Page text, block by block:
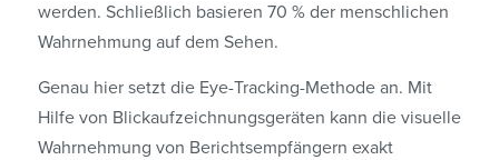
werden. Schließlich basieren 70 % der menschlichen
Wahrnehmung auf dem Sehen.
Genau hier setzt die Eye-Tracking-Methode an. Mit
Hilfe von Blickaufzeichnungsgeräten kann die visuelle
Wahrnehmung von Berichtsempfängern exakt